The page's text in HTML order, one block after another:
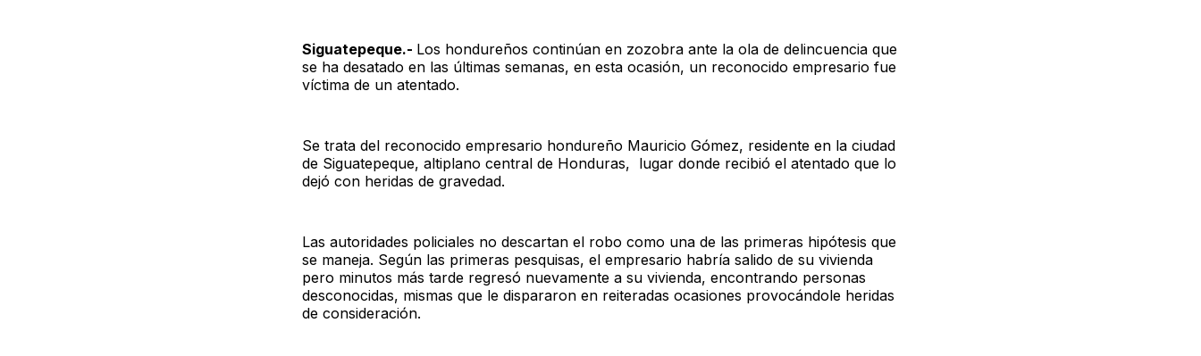
Siguatepeque.- Los hondureños continúan en zozobra ante la ola de delincuencia que
se ha desatado en las últimas semanas, en esta ocasión, un reconocido empresario fue
víctima de un atentado.
Se trata del reconocido empresario hondureño Mauricio Gómez, residente en la ciudad
de Siguatepeque, altiplano central de Honduras, lugar donde recibió el atentado que lo
dejó con heridas de gravedad.
Las autoridades policiales no descartan el robo como una de las primeras hipótesis que
se maneja. Según las primeras pesquisas, el empresario habría salido de su vivienda
pero minutos más tarde regresó nuevamente a su vivienda, encontrando personas
desconocidas, mismas que le dispararon en reiteradas ocasiones provocándole heridas
de consideración.